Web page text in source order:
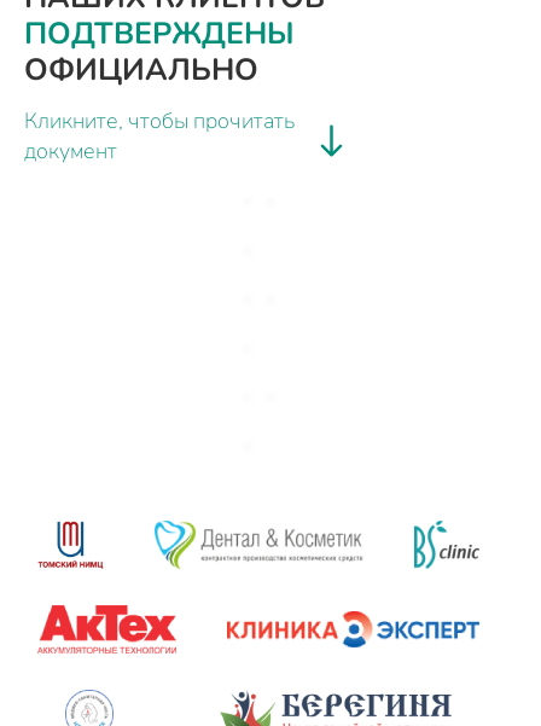
ПОДТВЕРЖДЕНЫ
ОФИЦИАЛЬНО
Кликните, чтобы прочитать
документ